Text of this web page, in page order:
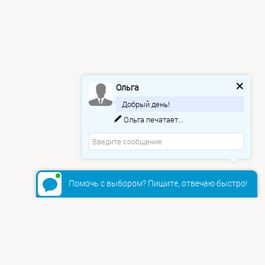
Помочь с выбором? Пишите, отвечаю быстро!
Ольга
Добрый день!
Ольга печатает...